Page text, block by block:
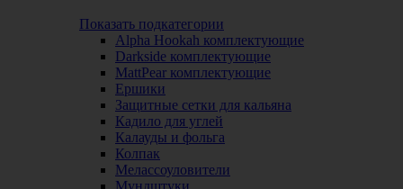
Показать подкатегории
Alpha Hookah комплектующие
Darkside комплектующие
MattPear комплектующие
Ершики
Защитные сетки для кальяна
Кадило для углей
Калауды и фольга
Колпак
Мелассоуловители
Мундштуки